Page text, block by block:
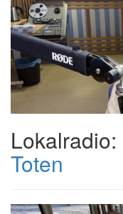
Lokalradio:
Toten